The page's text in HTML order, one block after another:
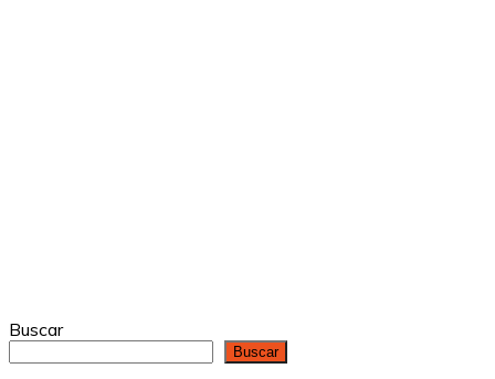
Buscar
Buscar